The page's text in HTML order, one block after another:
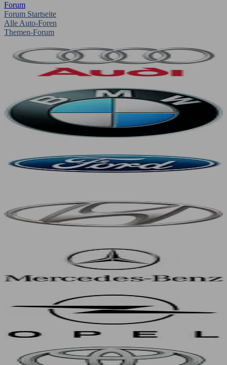
Forum
Forum Startseite
Alle Auto-Foren
Themen-Forum